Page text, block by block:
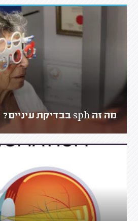
מה זה sph בבדיקת עיניים?